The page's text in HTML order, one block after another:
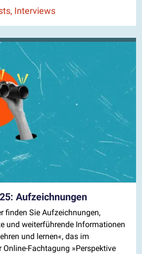
Interviews
Aufzeichnungen
finden Sie Aufzeichnungen,
und weiterführende Informationen
und lernen«, das im
Fachtagung »Perspektive